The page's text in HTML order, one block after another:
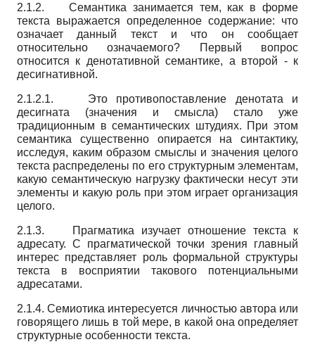
2.1.2. Семантика занимается тем, как в форме
текста выражается определенное содержание: что
означает данный текст и что он сообщает
относительно означаемого? Первый вопрос
относится к денотативной семантике, а второй - к
десигнативной.
2.1.2.1. Это противопоставление денотата и
десигната (значения и смысла) стало уже
традиционным в семантических штудиях. При этом
семантика существенно опирается на синтактику,
исследуя, каким образом смыслы и значения целого
текста распределены по его структурным элементам,
какую семантическую нагрузку фактически несут эти
элементы и какую роль при этом играет организация
целого.
2.1.3. Прагматика изучает отношение текста к
адресату. С прагматической точки зрения главный
интерес представляет роль формальной структуры
текста в восприятии такового потенциальными
адресатами.
2.1.4. Семиотика интересуется личностью автора или
говорящего лишь в той мере, в какой она определяет
структурные особенности текста.